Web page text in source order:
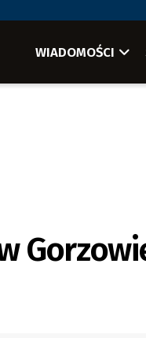
WIADOMOŚCI